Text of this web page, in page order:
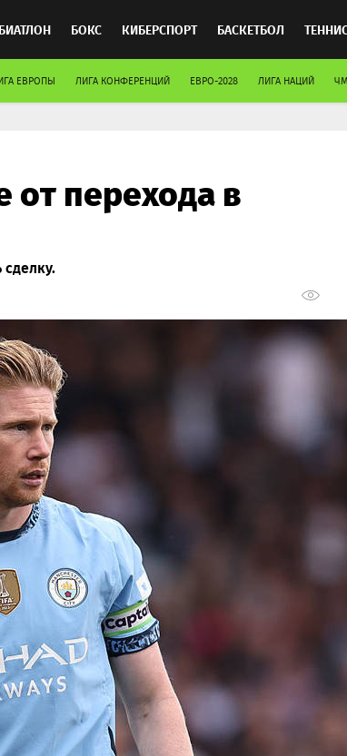
БИАТЛОН БОКС КИБЕРСПОРТ БАСКЕТБОЛ
ЕВРОПЫ ЛИГА КОНФЕРЕНЦИЙ ЕВРО-2028 ЛИГА НАЦИЙ
перехода в